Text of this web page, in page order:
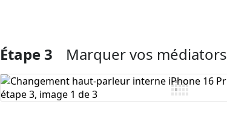
Ajouter un commentaire
Étape 3 Marquer vos médiators